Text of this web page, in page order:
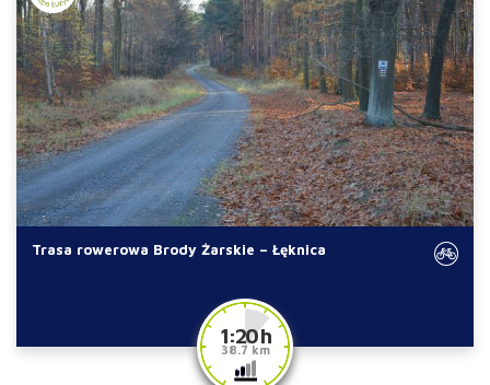
Trasa rowerowa Brody Żarskie – Łęknica
1:20 h
38.7 km